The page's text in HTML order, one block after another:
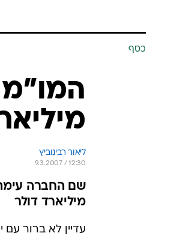
כסף
ליאור רבינוביץ
9.3.2007 / 12:30
מיליארד דולר
עדיין לא ברור